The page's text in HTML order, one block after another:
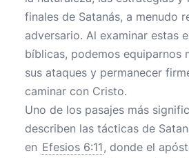
finales de Satanás, a menudo
adversario. Al examinar estas
bíblicas, podemos equiparnos
sus ataques y permanecer
caminar con Cristo.
Uno de los pasajes más
describen las tácticas de
en Efesios 6:11, donde el